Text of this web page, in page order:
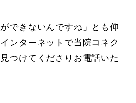
ができないんですね」とも仰
ンターネットで当院コネク
つけてくださりお電話いた